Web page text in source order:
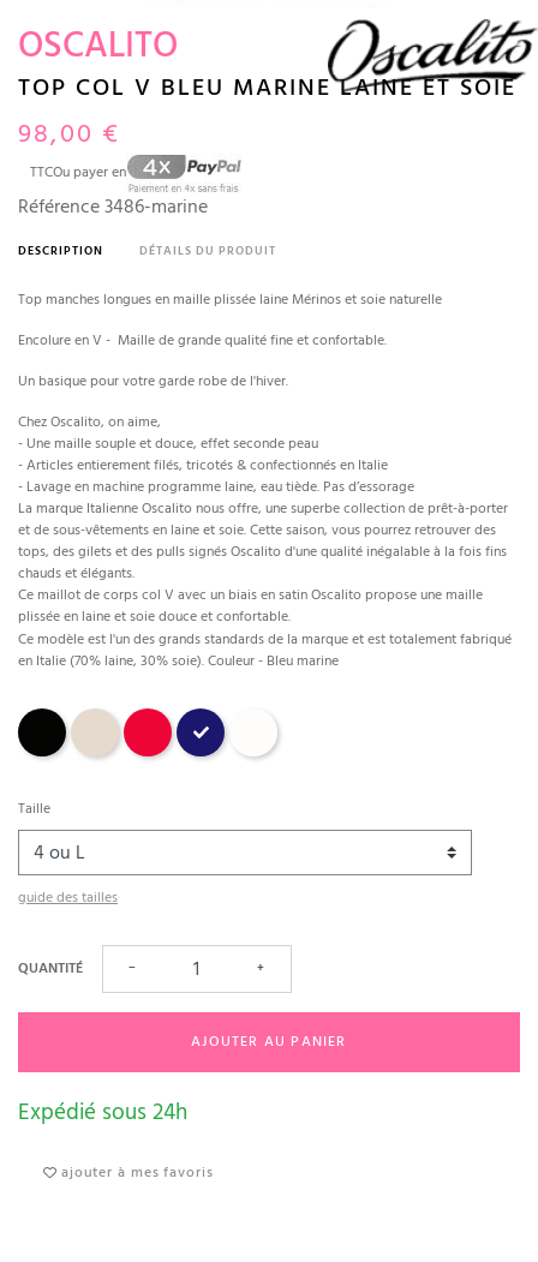
OSCALITO
TOP COL V BLEU MARINE LAINE ET SOIE
98,00 €
TTCOu payer en
Référence3486-marine
DESCRIPTION DÉTAILS DU PRODUIT
Top manches longues en maille plissée laine Mérinos et soie naturelle
Encolure en V - Maille de grande qualité fine et confortable.
Un basique pour votre garde robe de l'hiver.
Chez Oscalito, on aime,
- Une maille souple et douce, effet seconde peau
- Articles entierement filés, tricotés & confectionnés en Italie
- Lavage en machine programme laine, eau tiède. Pas d’essorage
La marque Italienne Oscalito nous offre, une superbe collection de prêt-à-porter
et de sous-vêtements en laine et soie. Cette saison, vous pourrez retrouver des
tops, des gilets et des pulls signés Oscalito d'une qualité inégalable à la fois fins
chauds et élégants.
Ce maillot de corps col V avec un biais en satin Oscalito propose une maille
plissée en laine et soie douce et confortable.
Ce modèle est l'un des grands standards de la marque et est totalement fabriqué
en Italie (70% laine, 30% soie). Couleur - Bleu marine
Noir Beige Rouge Marine Champagne
Taille
guide des tailles
QUANTITÉ − +
AJOUTER AU PANIER
Expédié sous 24h
ajouter à mes favoris